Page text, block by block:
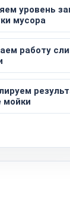
уровень
мусора
работу
мойки